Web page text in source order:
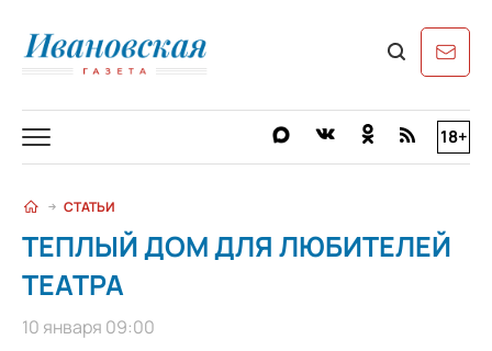
18+
СТАТЬИ
ТЕПЛЫЙ ДОМ ДЛЯ ЛЮБИТЕЛЕЙ
ТЕАТРА
10 января 09:00